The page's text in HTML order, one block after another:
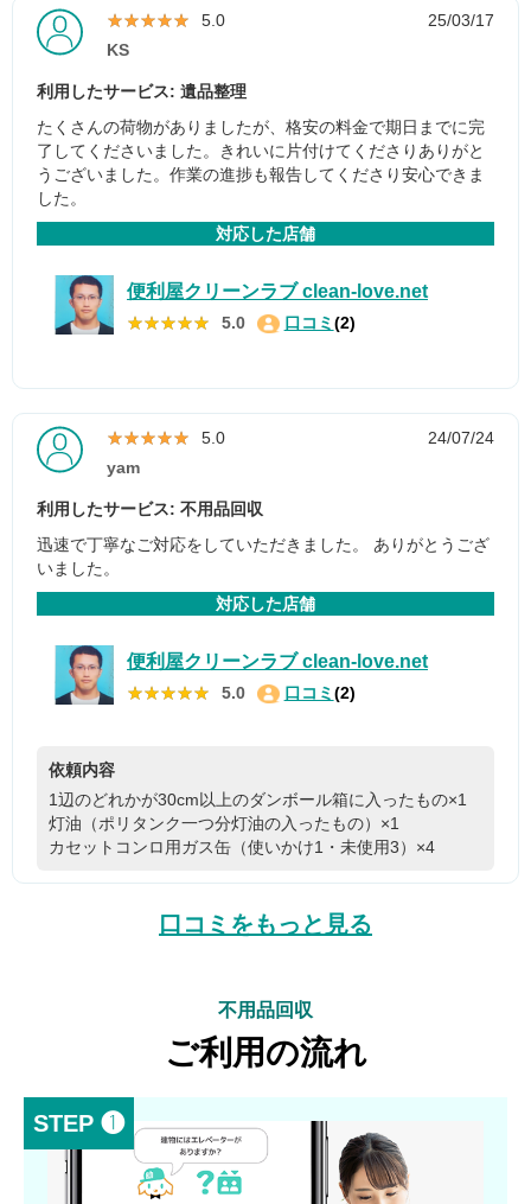
★★★★★
★★★★★ 5.0
25/03/17
KS
利用したサービス: 遺品整理
たくさんの荷物がありましたが、格安の料金で期日までに完
了してくださいました。きれいに片付けてくださりありがと
うございました。作業の進捗も報告してくださり安心できま
した。
対応した店舗
便利屋クリーンラブ clean-love.net
★★★★★
★★★★★ 5.0 口コミ (2)
★★★★★
★★★★★ 5.0
24/07/24
yam
利用したサービス: 不用品回収
迅速で丁寧なご対応をしていただきました。 ありがとうござ
いました。
対応した店舗
便利屋クリーンラブ clean-love.net
★★★★★
★★★★★ 5.0 口コミ (2)
依頼内容
1辺のどれかが30cm以上のダンボール箱に入ったもの×1
灯油（ポリタンク一つ分灯油の入ったもの）×1
カセットコンロ用ガス缶（使いかけ1・未使用3）×4
口コミをもっと見る
不用品回収
ご利用の流れ
STEP ❶